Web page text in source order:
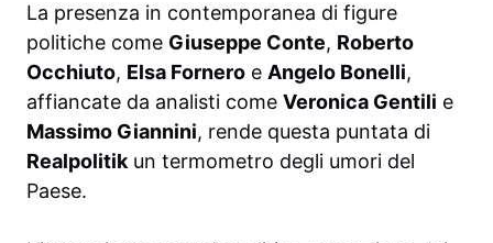
La presenza in contemporanea di figure
politiche come Giuseppe Conte, Roberto
Occhiuto, Elsa Fornero e Angelo Bonelli,
affiancate da analisti come Veronica Gentili e
Massimo Giannini, rende questa puntata di
Realpolitik un termometro degli umori del
Paese.